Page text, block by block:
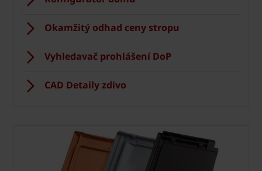
Okamžitý odhad ceny stropu
Vyhledavač prohlášení DoP
CAD Detaily zdivo